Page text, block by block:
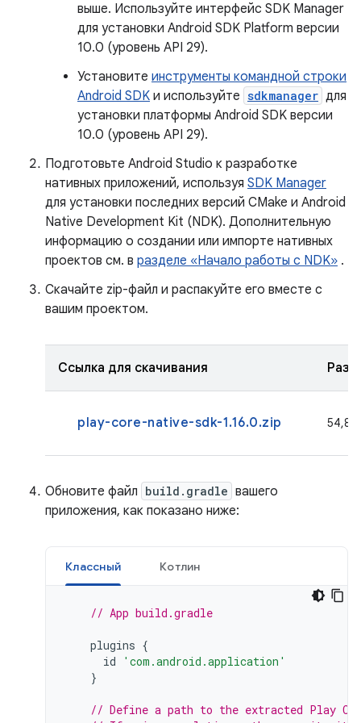
выше. Используйте интерфейс SDK Manager
для установки Android SDK Platform версии
10.0 (уровень API 29).
Установите инструменты командной строки
Android SDK и используйте sdkmanager для
установки платформы Android SDK версии
10.0 (уровень API 29).
Подготовьте Android Studio к разработке
нативных приложений, используя SDK Manager
для установки последних версий CMake и Android
Native Development Kit (NDK). Дополнительную
информацию о создании или импорте нативных
проектов см. в разделе «Начало работы с NDK» .
Скачайте zip-файл и распакуйте его вместе с
вашим проектом.
Ссылка для скачивания
play-core-native-sdk-1.16.0.zip 54,8
Обновите файл build.gradle вашего
приложения, как показано ниже:
Классный Котлин
// App build.gradle
plugins {
id
'com.android.application'
}
// Define a path to the extracted Play